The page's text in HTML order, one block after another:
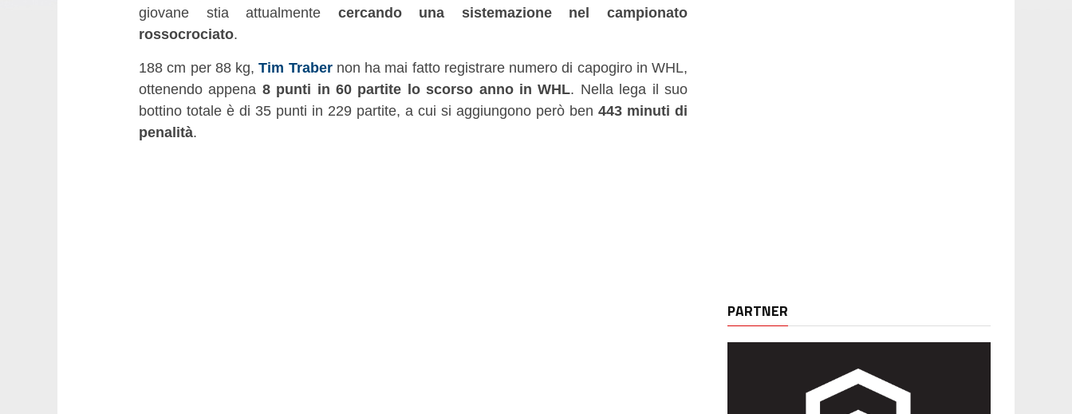
giovane stia attualmente cercando una sistemazione nel campionato
rossocrociato.
188 cm per 88 kg,Tim Trabernon ha mai fatto registrare numero di capogiro in WHL,
ottenendo appena 8 punti in 60 partite lo scorso anno in WHL. Nella lega il suo
bottino totale è di 35 punti in 229 partite, a cui si aggiungono però ben 443 minuti di
penalità.
PARTNER